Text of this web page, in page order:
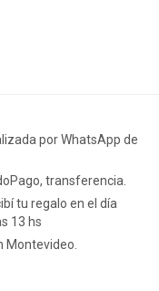
por WhatsApp de
transferencia.
tu regalo en el día
13 hs
Montevideo.